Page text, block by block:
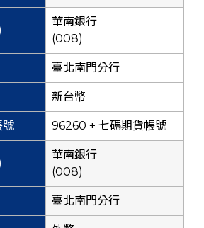
華南銀行
(008)
臺北南門分行
新台幣
96260 + 七碼期貨帳號
華南銀行
(008)
臺北南門分行